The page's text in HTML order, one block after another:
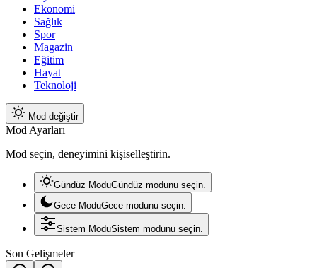
Ekonomi
Sağlık
Spor
Magazin
Eğitim
Hayat
Teknoloji
Mod değiştir
Mod Ayarları
Mod seçin, deneyimini kişiselleştirin.
Gündüz ModuGündüz modunu seçin.
Gece ModuGece modunu seçin.
Sistem ModuSistem modunu seçin.
Son Gelişmeler